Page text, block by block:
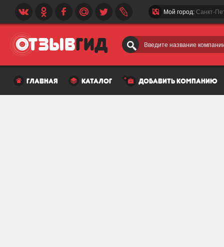
Введите название
Мой город: Санкт-
главная каталог добавить компанию